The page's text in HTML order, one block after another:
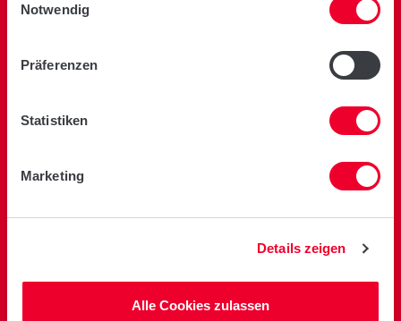
Notwendig
Präferenzen
Statistiken
Marketing
Details zeigen
Alle Cookies zulassen
Griewenkamp 2
Fax:+49 51 76 70 60
lg@limagrain.de